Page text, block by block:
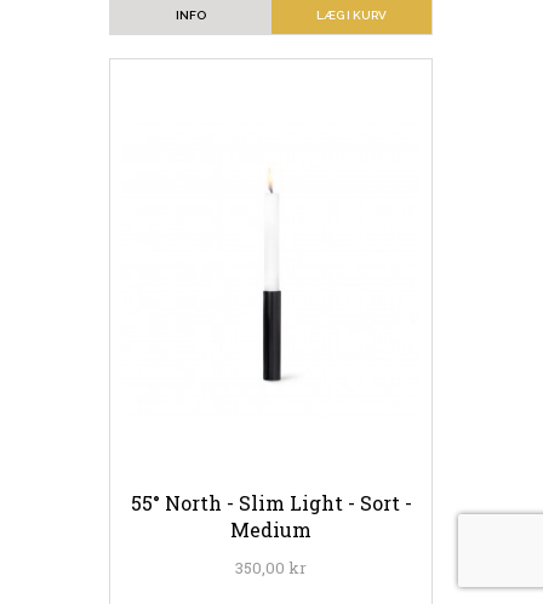
LÆG I KURV
INFO
55° North - Slim Light - Sort -
Medium
350,00 kr